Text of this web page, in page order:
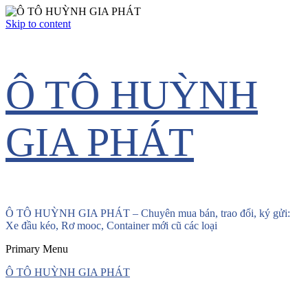
Skip to content
Ô TÔ HUỲNH
GIA PHÁT
Ô TÔ HUỲNH GIA PHÁT – Chuyên mua bán, trao đổi, ký gửi:
Xe đầu kéo, Rơ mooc, Container mới cũ các loại
Primary Menu
Ô TÔ HUỲNH GIA PHÁT